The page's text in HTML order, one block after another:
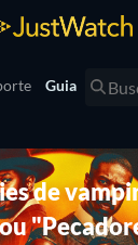
Guia
de